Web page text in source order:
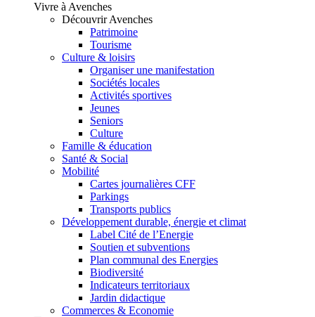
Vivre à Avenches
Découvrir Avenches
Patrimoine
Tourisme
Culture & loisirs
Organiser une manifestation
Sociétés locales
Activités sportives
Jeunes
Seniors
Culture
Famille & éducation
Santé & Social
Mobilité
Cartes journalières CFF
Parkings
Transports publics
Développement durable, énergie et climat
Label Cité de l’Energie
Soutien et subventions
Plan communal des Energies
Biodiversité
Indicateurs territoriaux
Jardin didactique
Commerces & Economie